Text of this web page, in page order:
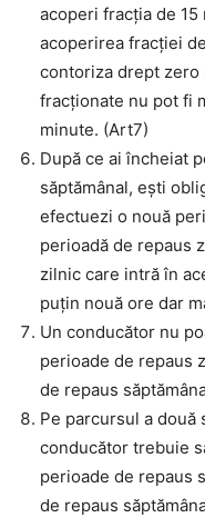
acoperi fracția de
acoperirea fracției
contoriza drept
fracționate nu pot fi
minute. (Art7)
După ce ai încheiat
săptămânal, ești
efectuezi o nouă
perioadă de repaus
zilnic care intră în
puțin nouă ore dar
Un conducător nu
perioade de repaus
de repaus
Pe parcursul a două
conducător trebuie
perioade de repaus
de repaus